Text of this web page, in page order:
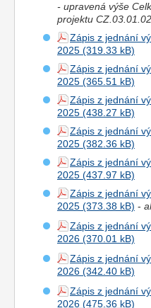
- upravená výše
projektu
Zápis z jednání
2025
Zápis z jednání
2025
Zápis z jednání
2025
Zápis z jednání
2025
Zápis z jednání
2025
Zápis z jednání
2025
-
Zápis z jednání
2026
Zápis z jednání
2026
Zápis z jednání
2026